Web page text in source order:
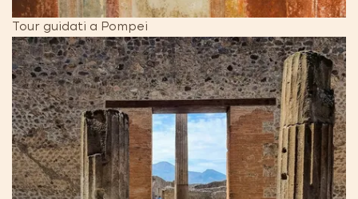
Tour guidati a Pompei